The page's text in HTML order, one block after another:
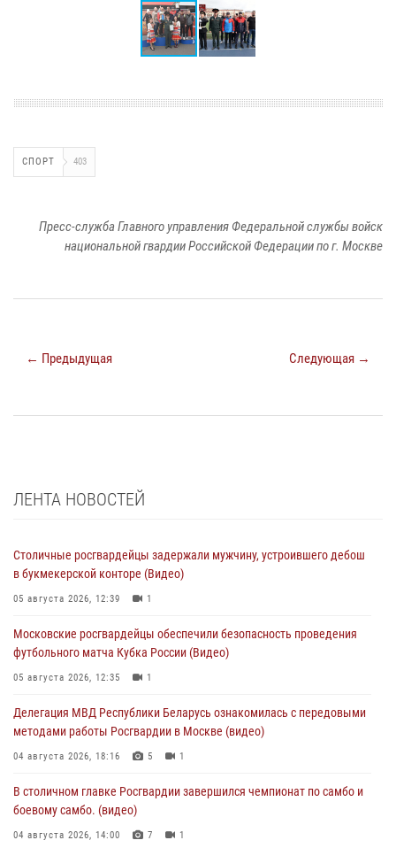
СПОРТ 403
Пресс-служба Главного управления Федеральной службы войск
национальной гвардии Российской Федерации по г. Москве
← Предыдущая Следующая →
ЛЕНТА НОВОСТЕЙ
Столичные росгвардейцы задержали мужчину, устроившего дебош
в букмекерской конторе (Видео)
05 августа 2026, 12:39 1
Московские росгвардейцы обеспечили безопасность проведения
футбольного матча Кубка России (Видео)
05 августа 2026, 12:35 1
Делегация МВД Республики Беларусь ознакомилась с передовыми
методами работы Росгвардии в Москве (видео)
04 августа 2026, 18:16 5 1
В столичном главке Росгвардии завершился чемпионат по самбо и
боевому самбо. (видео)
04 августа 2026, 14:00 7 1